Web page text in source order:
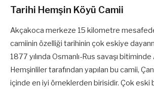
Tarihi Hemşin Köyü Camii
Akçakoca merkeze 15 kilometre
camiinin özelliği tarihinin çok eskiye
1877 yılında Osmanlı-Rus savaşı
Hemşinliler tarafından yapılan bu camii,
içinde en iyi örneklerden birisidir. Çok eski